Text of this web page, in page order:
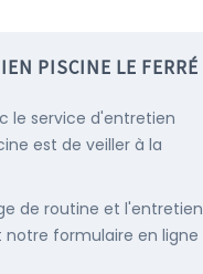
PISCINE LE FERRÉ
le service d'entretien
est de veiller à la
de routine et l'entretien
formulaire en ligne